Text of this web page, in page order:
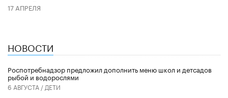
17 АПРЕЛЯ
НОВОСТИ
Роспотребнадзор предложил дополнить меню школ и детсадов
рыбой и водорослями
6 АВГУСТА / ДЕТИ